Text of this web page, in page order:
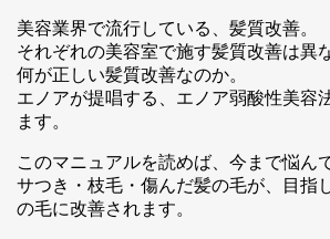
美容業界で流行している、髪質改善。
それぞれの美容室で施す髪質改善は異
何が正しい髪質改善なのか。
エノアが提唱する、エノア弱酸性美容
ます。
このマニュアルを読めば、今まで悩ん
サつき・枝毛・傷んだ髪の毛が、目指
の毛に改善されます。
スマホ公